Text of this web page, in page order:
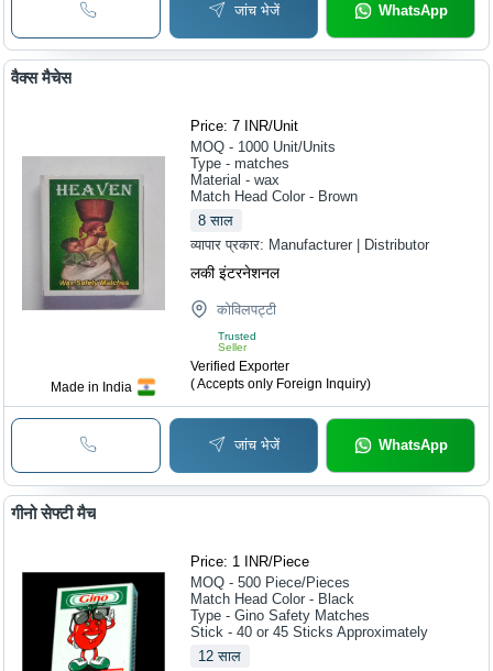
जांच भेजें WhatsApp
Made in India
वैक्स मैचेस
Price: 7 INR/Unit
MOQ - 1000 Unit/Units
Type - matches
Material - wax
Match Head Color - Brown
8 साल
व्यापार प्रकार: Manufacturer | Distributor
लकी इंटरनेशनल
कोविलपट्टी
Trusted
Seller
Verified Exporter
( Accepts only Foreign Inquiry)
जांच भेजें WhatsApp
गीनो सेफ्टी मैच
Price: 1 INR/Piece
MOQ - 500 Piece/Pieces
Match Head Color - Black
Type - Gino Safety Matches
Stick - 40 or 45 Sticks Approximately
12 साल